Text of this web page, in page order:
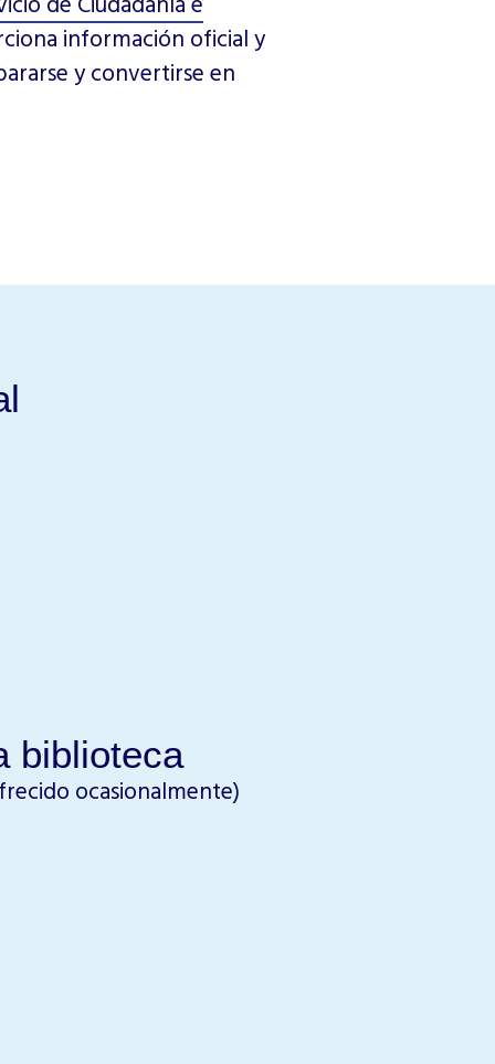
información oficial y
y convertirse en
biblioteca
ocasionalmente)